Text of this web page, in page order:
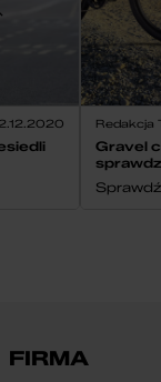
Redakcja
Gravel
Sprawdź
FIRMA